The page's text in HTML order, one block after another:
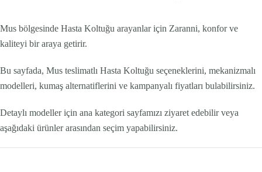
Mus bölgesinde Hasta Koltuğu arayanlar için Zaranni, konfor ve
kaliteyi bir araya getirir.
Bu sayfada, Mus teslimatlı Hasta Koltuğu seçeneklerini, mekanizmalı
modelleri, kumaş alternatiflerini ve kampanyalı fiyatları bulabilirsiniz.
Detaylı modeller için ana kategori sayfamızı ziyaret edebilir veya
aşağıdaki ürünler arasından seçim yapabilirsiniz.